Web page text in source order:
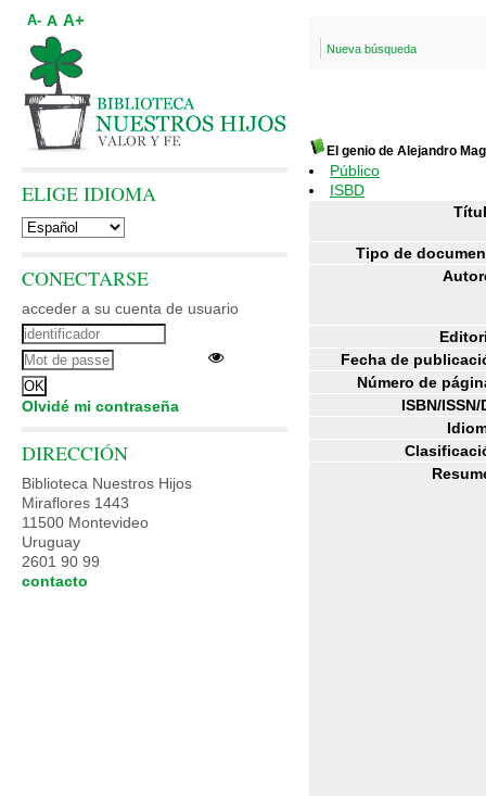
Nueva búsqueda
El genio de Alejandro
Público
ISBD
Tipo de
Fecha de
Número de
ISBN/ISSN/
A- A A+
ELIGE IDIOMA
CONECTARSE
acceder a su cuenta de usuario
Olvidé mi contraseña
DIRECCIÓN
Biblioteca Nuestros Hijos
Miraflores 1443
11500 Montevideo
Uruguay
2601 90 99
contacto